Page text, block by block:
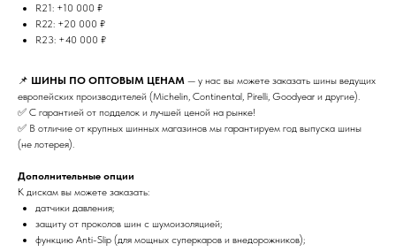
R21: +10 000 ₽
R22: +20 000 ₽
R23: +40 000 ₽
📌 ШИНЫ ПО ОПТОВЫМ ЦЕНАМ — у нас вы можете заказать шины ведущих
европейских производителей (Michelin, Continental, Pirelli, Goodyear и другие).
✅ С гарантией от подделок и лучшей ценой на рынке!
✅ В отличие от крупных шинных магазинов мы гарантируем год выпуска шины
(не лотерея).
Дополнительные опции
К дискам вы можете заказать:
датчики давления;
защиту от проколов шин с шумоизоляцией;
функцию Anti-Slip (для мощных суперкаров и внедорожников);